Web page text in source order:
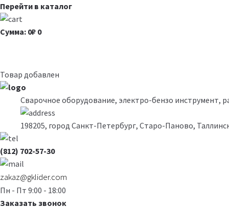
Перейти в каталог
Сумма: 0₽ 0
Товар добавлен
Сварочное оборудование, электро-бензо инструмент,
198205, город Санкт-Петербург, Старо-Паново,
(812) 702-57-30
zakaz@gklider.com
Пн - Пт 9:00 - 18:00
Заказать звонок